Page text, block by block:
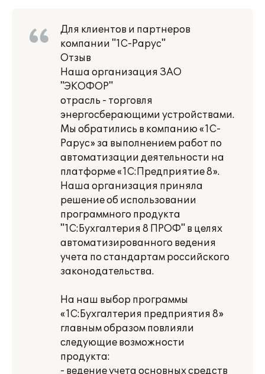
Для клиентов и партнеров
компании "1С-Рарус"
Отзыв
Наша организация ЗАО
"ЭКОФОР"
отрасль - торговля
энергосберающими устройствами.
Мы обратились в компанию «1С-
Рарус» за выполнением работ по
автоматизации деятельности на
платформе «1С:Предприятие 8».
Наша организация приняла
решение об использовании
программного продукта
"1С:Бухгалтерия 8 ПРОФ" в целях
автоматизированного ведения
учета по стандартам российского
законодательства.
На наш выбор программы
«1С:Бухгалтерия предприятия 8»
главным образом повлияли
следующие возможности
продукта:
- ведение учета основных средств